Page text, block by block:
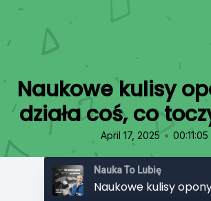
Naukowe kulisy
działa coś, co
April 17, 2025 • 00:11:05
Nauka To Lubię